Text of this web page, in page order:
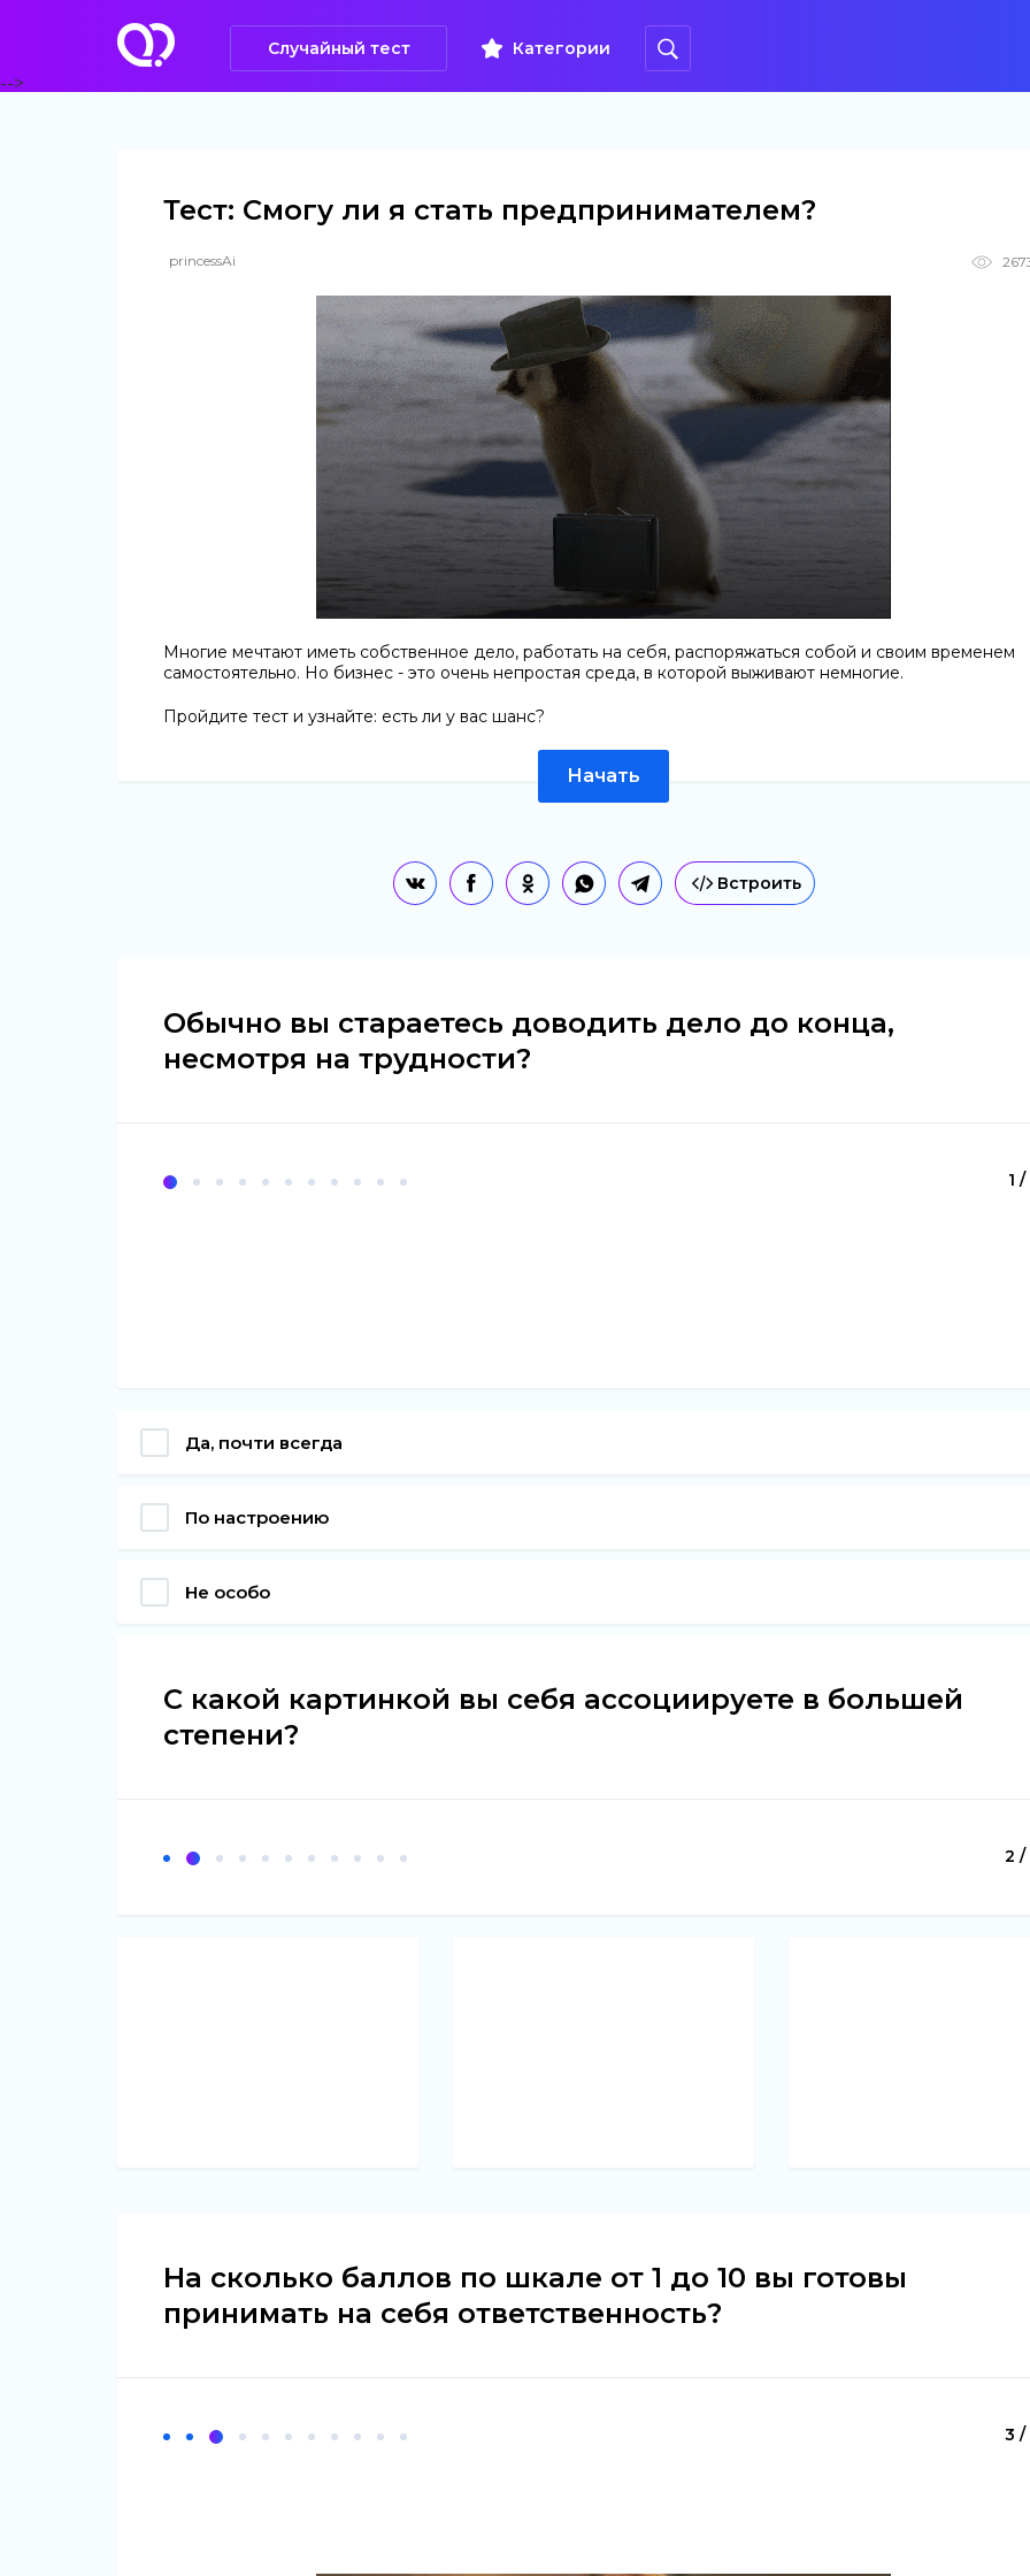
Случайный тест Категории
-->
Тест: Смогу ли я стать предпринимателем?
princessAi
Многие мечтают иметь собственное дело, работать на себя, распоряжаться собой и своим временем
самостоятельно. Но бизнес - это очень непростая среда, в которой выживают немногие.
Пройдите тест и узнайте: есть ли у вас шанс?
Начать
Встроить
Обычно вы стараетесь доводить дело до конца,
несмотря на трудности?
1 /
Да, почти всегда
По настроению
Не особо
С какой картинкой вы себя ассоциируете в большей
степени?
2 /
На сколько баллов по шкале от 1 до 10 вы готовы
принимать на себя ответственность?
3 /